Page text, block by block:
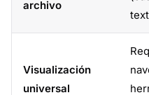
archivo
Visualización
universal